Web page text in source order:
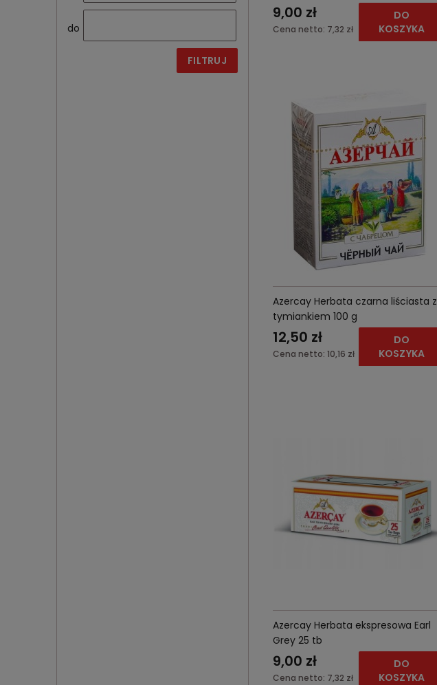
do
FILTRUJ
9,00 zł
Cena netto: 7,32 zł
DO
KOSZYKA
Azercay Herbata czarna liściasta z
tymiankiem 100 g
12,50 zł
Cena netto: 10,16 zł
DO
KOSZYKA
Azercay Herbata ekspresowa Earl
Grey 25 tb
9,00 zł
Cena netto: 7,32 zł
DO
KOSZYKA